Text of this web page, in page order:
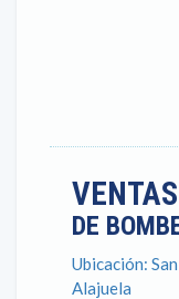
VENTAS
DE
Ubicación:
Alajuela